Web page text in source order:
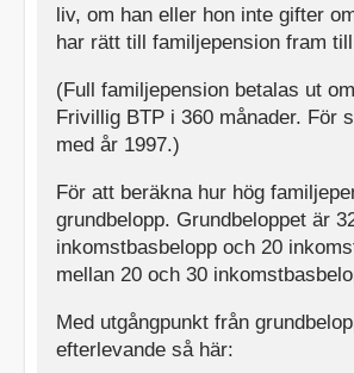
liv, om han eller hon inte gifter
har rätt till familjepension fram
(Full familjepension betalas ut
Frivillig BTP i 360 månader. För
med år 1997.)
För att beräkna hur hög
grundbelopp. Grundbeloppet är
inkomstbasbelopp och 20
mellan 20 och 30
Med utgångpunkt från
efterlevande så här: